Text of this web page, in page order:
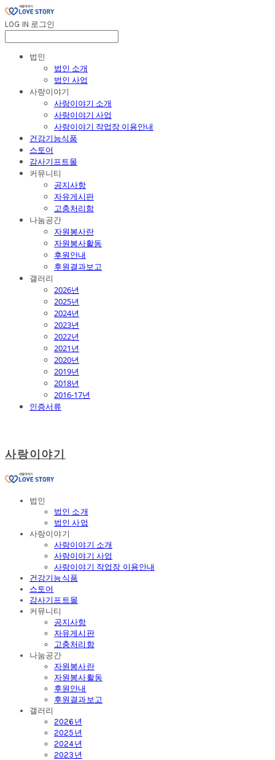
LOG IN 로그인
법인
법인 소개
법인 사업
사랑이야기
사랑이야기 소개
사랑이야기 사업
사랑이야기 작업장 이용안내
건강기능식품
스토어
감사기프트몰
커뮤니티
공지사항
자유게시판
고충처리함
나눔공간
자원봉사란
자원봉사활동
후원안내
후원결과보고
갤러리
2026년
2025년
2024년
2023년
2022년
2021년
2020년
2019년
2018년
2016-17년
인증서류
사랑이야기
법인
법인 소개
법인 사업
사랑이야기
사랑이야기 소개
사랑이야기 사업
사랑이야기 작업장 이용안내
건강기능식품
스토어
감사기프트몰
커뮤니티
공지사항
자유게시판
고충처리함
나눔공간
자원봉사란
자원봉사활동
후원안내
후원결과보고
갤러리
2026년
2025년
2024년
2023년